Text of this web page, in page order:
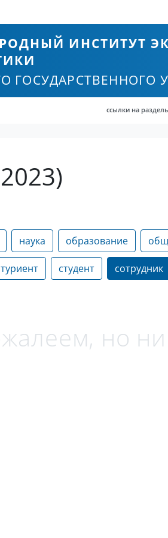
ИНСТИТУТ
ГОСУДАРСТВЕННОГО
ссылки на
наука образование
студент сотрудник
но